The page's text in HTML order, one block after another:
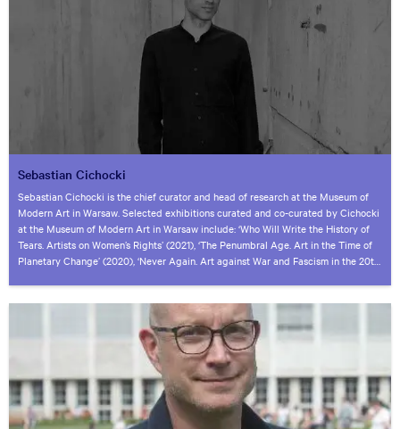
Sebastian Cichocki
Sebastian Cichocki is the chief curator and head of research at the Museum of
Modern Art in Warsaw. Selected exhibitions curated and co-curated by Cichocki
at the Museum of Modern Art in Warsaw include: ‘Who Will Write the History of
Tears. Artists on Women’s Rights’ (2021), ‘The Penumbral Age. Art in the Time of
Planetary Change’ (2020), ‘Never Again. Art against War and Fascism in the 20th
schools around Poland (2021), Bródno Biennale, Warsaw (2018). Cichocki also
curated the Polish Pavilion at the 52nd and 54th Venice Biennales of Art (in 2007
with Monika Sosnowska, in 2011 with Yael Bartana). He has curated exhibitions in
the form of a novella, radio drama, opera libretto, parade, garden, post-growth
residency programme, and performance lectures. Cichocki is one of the founding
members of The Consortium for Postartistic Practices and The Office for
Postartistic Services. He is a 2018 fellow at the Center for Curatorial Leadership,
MoMA, New York..